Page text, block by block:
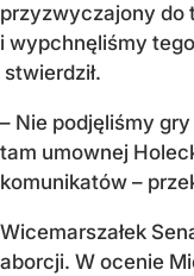
przyzwyczajony do
i wypchnęliśmy
stwierdził.
– Nie podjęliśmy gry
tam umownej
komunikatów –
Wicemarszałek
aborcji. W ocenie